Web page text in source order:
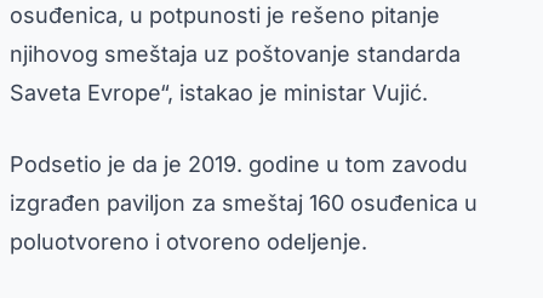
osuđenica, u potpunosti je rešeno pitanje
njihovog smeštaja uz poštovanje standarda
Saveta Evrope“, istakao je ministar Vujić.
Podsetio je da je 2019. godine u tom zavodu
izgrađen paviljon za smeštaj 160 osuđenica u
poluotvoreno i otvoreno odeljenje.